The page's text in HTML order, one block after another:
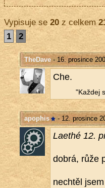
Vypisuje se 20z celkem
1
2
TheDave- 16. prosince
Che.
"Kaž­dej
apophis - 12. prosince
La­e­thé 12.
dobrá, růže
ne­chtěl